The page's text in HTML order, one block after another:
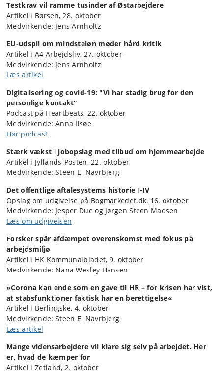
Testkrav vil ramme tusinder af Østarbejdere
Artikel i Børsen, 28. oktober
Medvirkende: Jens Arnholtz
EU-udspil om mindsteløn møder hård kritik
Artikel i A4 Arbejdsliv, 27. oktober
Medvirkende: Jens Arnholtz
Læs artikel
Digitalisering og covid-19: "Vi har stadig brug for den
personlige kontakt"
Podcast på Heartbeats, 22. oktober
Medvirkende: Anna Ilsøe
Hør podcast
Stærk vækst i jobopslag med tilbud om hjemmearbejde
Artikel i Jyllands-Posten, 22. oktober
Medvirkende: Steen E. Navrbjerg
Det offentlige aftalesystems historie I-IV
Opslag om udgivelse på Bogmarkedet.dk, 16. oktober
Medvirkende: Jesper Due og Jørgen Steen Madsen
Læs om udgivelsen
Forsker spår afdæmpet overenskomst med fokus på
arbejdsmiljø
Artikel i HK Kommunalbladet, 9. oktober
Medvirkende: Nana Wesley Hansen
»Corona kan ende som en gave til HR – for krisen har vist,
at stabsfunktioner faktisk har en berettigelse«
Artikel i Berlingske, 4. oktober
Medvirkende: Steen E. Navrbjerg
Læs artikel
Mange vidensarbejdere vil klare sig selv på arbejdet. Her
er, hvad de kæmper for
Artikel i Zetland, 2. oktober